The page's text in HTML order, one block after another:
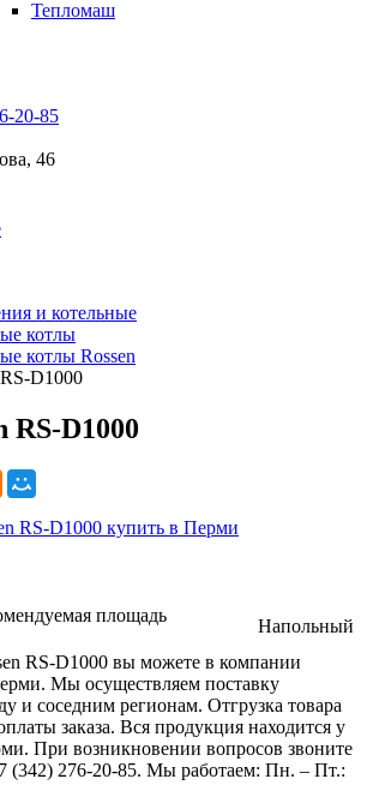
Тепломаш
20-85
46
и котельные
котлы
котлы Rossen
D1000
RS-D1000
площадь
Напольный
RS-D1000 вы можете в компании
Мы осуществляем поставку
и соседним регионам. Отгрузка товара
заказа. Вся продукция находится у
При возникновении вопросов звоните
(342) 276-20-85. Мы работаем: Пн. – Пт.: